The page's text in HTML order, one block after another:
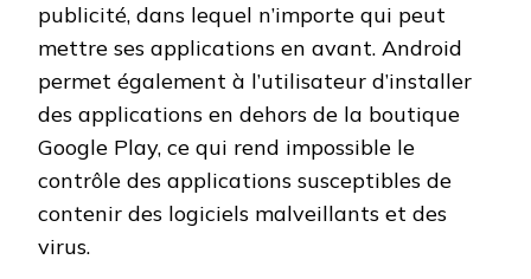
publicité, dans lequel n’importe qui peut
mettre ses applications en avant. Android
permet également à l’utilisateur d’installer
des applications en dehors de la boutique
Google Play, ce qui rend impossible le
contrôle des applications susceptibles de
contenir des logiciels malveillants et des
virus.